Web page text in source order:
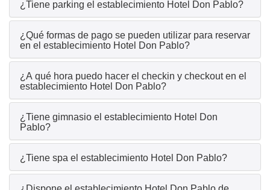
¿Tiene parking el establecimiento Hotel Don Pablo?
¿Qué formas de pago se pueden utilizar para reservar
en el establecimiento Hotel Don Pablo?
¿A qué hora puedo hacer el checkin y checkout en el
establecimiento Hotel Don Pablo?
¿Tiene gimnasio el establecimiento Hotel Don
Pablo?
¿Tiene spa el establecimiento Hotel Don Pablo?